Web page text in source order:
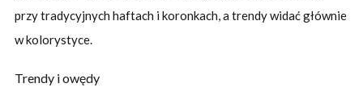
przy tradycyjnych haftach i koronkach, a trendy widać głównie
w kolorystyce.
Trendy i owędy